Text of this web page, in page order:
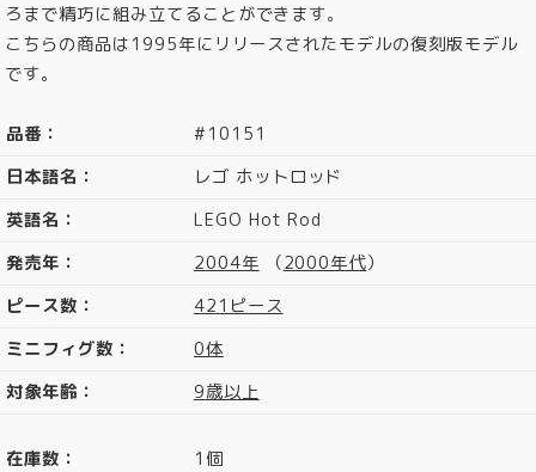
ろまで精巧に組み立てることができます。
こちらの商品は1995年にリリースされたモデルの復刻版モデル
です。
品番：
#10151
日本語名：
レゴ ホットロッド
英語名：
LEGO Hot Rod
発売年：
2004年 （2000年代）
ピース数：
421ピース
ミニフィグ数：
0体
対象年齢：
9歳以上
在庫数： 1個